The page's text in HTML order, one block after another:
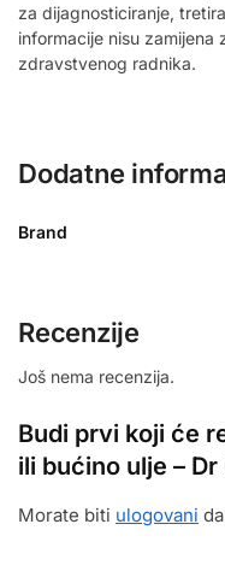
za dijagnosticiranje,
informacije nisu
zdravstvenog radnika.
Dodatne
Brand
Recenzije
Još nema recenzija.
Budi prvi koji će
ili bućino ulje – Dr
Morate biti ulogovani